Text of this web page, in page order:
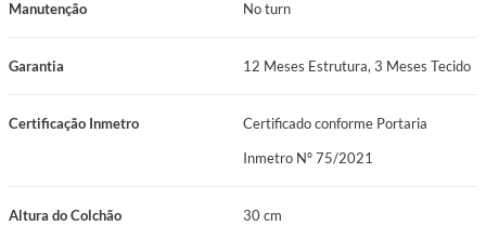
exclusividade, sofisticação e valor tangível. Cada detalhe tecnológico, da
demonstra a superioridade tecnológica e a qualidade consistente que fazem
de sono que realmente melhoram a sua vida.
Manutenção No turn
Garantia 12 Meses Estrutura, 3 Meses Tecido
Certificação Inmetro
Certificado conforme Portaria
Inmetro Nº 75/2021
Altura do Colchão 30 cm